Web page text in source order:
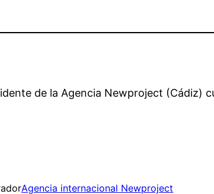
de la Agencia Newproject (Cádiz)
Agencia internacional Newproject